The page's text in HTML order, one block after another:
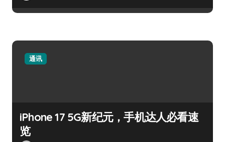
通讯
iPhone 17 5G新纪元，手机达人必看速
览